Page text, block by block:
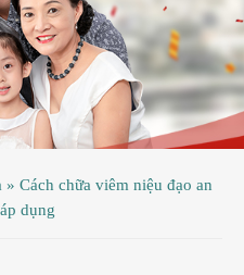
» Cách chữa viêm niệu đạo an
dụng